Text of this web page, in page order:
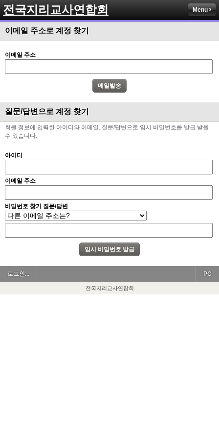
전국지리교사연합회 Menu
이메일 주소로 계정 찾기
이메일 주소
질문/답변으로 계정 찾기
회원 정보에 입력한 아이디와 이메일, 질문/답변으로 임시 비밀번호를 발급 받을
수 있습니다.
아이디
이메일 주소
비밀번호 찾기 질문/답변
로그인... PC
전국지리교사연합회